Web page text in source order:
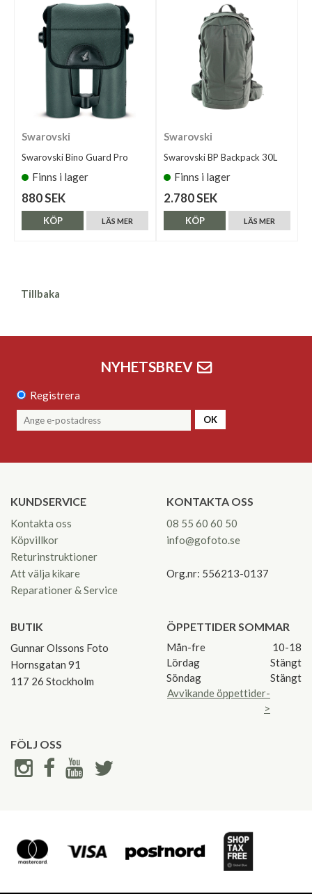
Swarovski
Swarovski Bino Guard Pro
Finns i lager
880 SEK
LÄS MER
KÖP
Swarovski
Swarovski BP Backpack 30L
Finns i lager
2.780 SEK
LÄS MER
KÖP
Tillbaka
NYHETSBREV
Registrera
OK
KUNDSERVICE
Kontakta oss
Köpvillkor
Returinstruktioner
Att välja kikare
Reparationer & Service
KONTAKTA OSS
08 55 60 60 50
info@gofoto.se
Org.nr: 556213-0137
BUTIK
Gunnar Olssons Foto
Hornsgatan 91
117 26 Stockholm
ÖPPETTIDER SOMMAR
Mån-fre
10-18
Lördag
Stängt
Söndag
Stängt
Avvikande öppettider-
>
FÖLJ OSS